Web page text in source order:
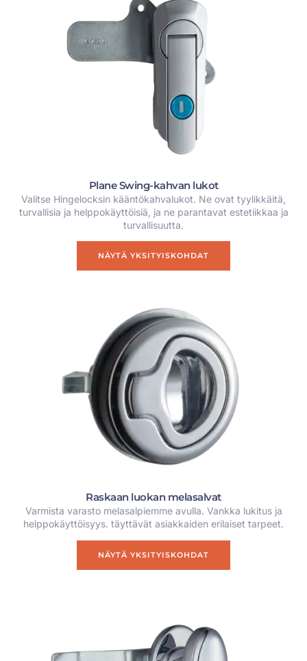
Plane Swing-kahvan lukot
Valitse Hingelocksin kääntökahvalukot. Ne ovat tyylikkäitä,
turvallisia ja helppokäyttöisiä, ja ne parantavat estetiikkaa ja
turvallisuutta.
NÄYTÄ YKSITYISKOHDAT
Raskaan luokan melasalvat
Varmista varasto melasalpiemme avulla. Vankka lukitus ja
helppokäyttöisyys. täyttävät asiakkaiden erilaiset tarpeet.
NÄYTÄ YKSITYISKOHDAT